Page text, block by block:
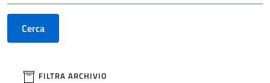
Cerca
filtri da applicare
FILTRA ARCHIVIO